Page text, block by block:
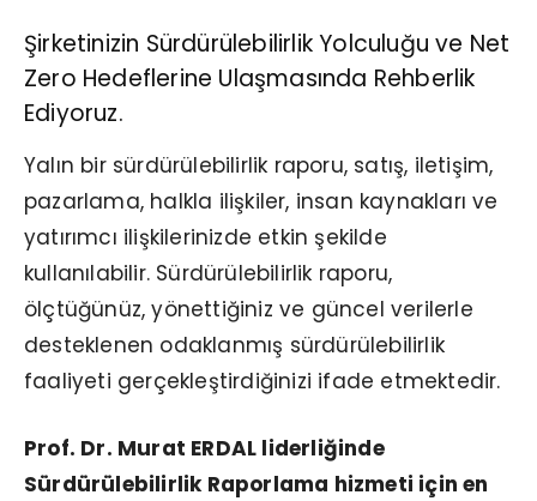
Şirketinizin Sürdürülebilirlik Yolculuğu ve Net
Zero Hedeflerine Ulaşmasında Rehberlik
Ediyoruz.
Yalın bir sürdürülebilirlik raporu, satış, iletişim,
pazarlama, halkla ilişkiler, insan kaynakları ve
yatırımcı ilişkilerinizde etkin şekilde
kullanılabilir. Sürdürülebilirlik raporu,
ölçtüğünüz, yönettiğiniz ve güncel verilerle
desteklenen odaklanmış sürdürülebilirlik
faaliyeti gerçekleştirdiğinizi ifade etmektedir.
Prof. Dr. Murat ERDAL liderliğinde
Sürdürülebilirlik Raporlama hizmeti için en